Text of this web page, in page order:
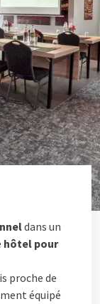
dans un
hôtel pour
proche de
équipé